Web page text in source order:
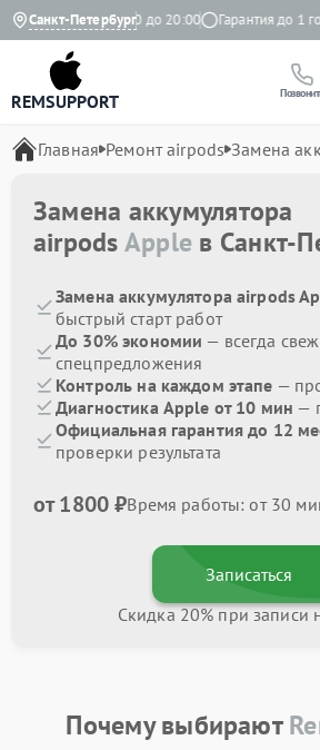
Санкт-Петербург
Ежедневно с 9:00 до 20:00 Гарантия до 1 года
REMSUPPORT
Главная Ремонт airpods Замена
Замена аккумулятора
airpodsApple в Санкт-
Замена аккумулятора airpods
быстрый старт работ
До 30% экономии — всегда
спецпредложения
Контроль на каждом этапе —
Диагностика Apple от 10 мин —
Официальная гарантия до 12
проверки результата
от 1800 ₽Время работы: от 30
Записаться
Скидка 20% при записи
Почему выбирают